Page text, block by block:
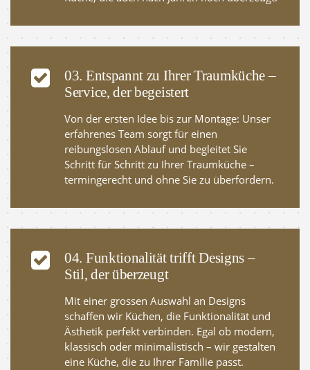
03. Entspannt zu Ihrer Traumküche –
Service, der begeistert
Von der ersten Idee bis zur Montage: Unser
erfahrenes Team sorgt für einen
reibungslosen Ablauf und begleitet Sie
Schritt für Schritt zu Ihrer Traumküche –
termingerecht und ohne Sie zu überfordern.
04. Funktionalität trifft Designs –
Stil, der überzeugt
Mit einer grossen Auswahl an Designs
schaffen wir Küchen, die Funktionalität und
Ästhetik perfekt verbinden. Egal ob modern,
klassisch oder minimalistisch – wir gestalten
eine Küche, die zu Ihrer Familie passt.